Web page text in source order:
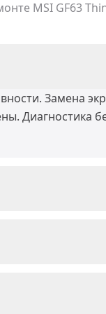
MSI GF63
Замена
Диагностика
устройства